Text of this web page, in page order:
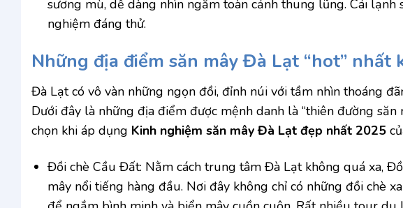
sương mù, dễ dàng nhìn ngắm toàn cảnh thung lũng. Cái
nghiệm đáng thử.
Những địa điểm săn mây Đà Lạt “hot” nhất
Đà Lạt có vô vàn những ngọn đồi, đỉnh núi với tầm nhìn thoáng
Dưới đây là những địa điểm được mệnh danh là “thiên đường
chọn khi áp dụng Kinh nghiệm săn mây Đà Lạt đẹp nhất 2025
Đồi chè Cầu Đất: Nằm cách trung tâm Đà Lạt không quá xa,
mây nổi tiếng hàng đầu. Nơi đây không chỉ có những đồi chè